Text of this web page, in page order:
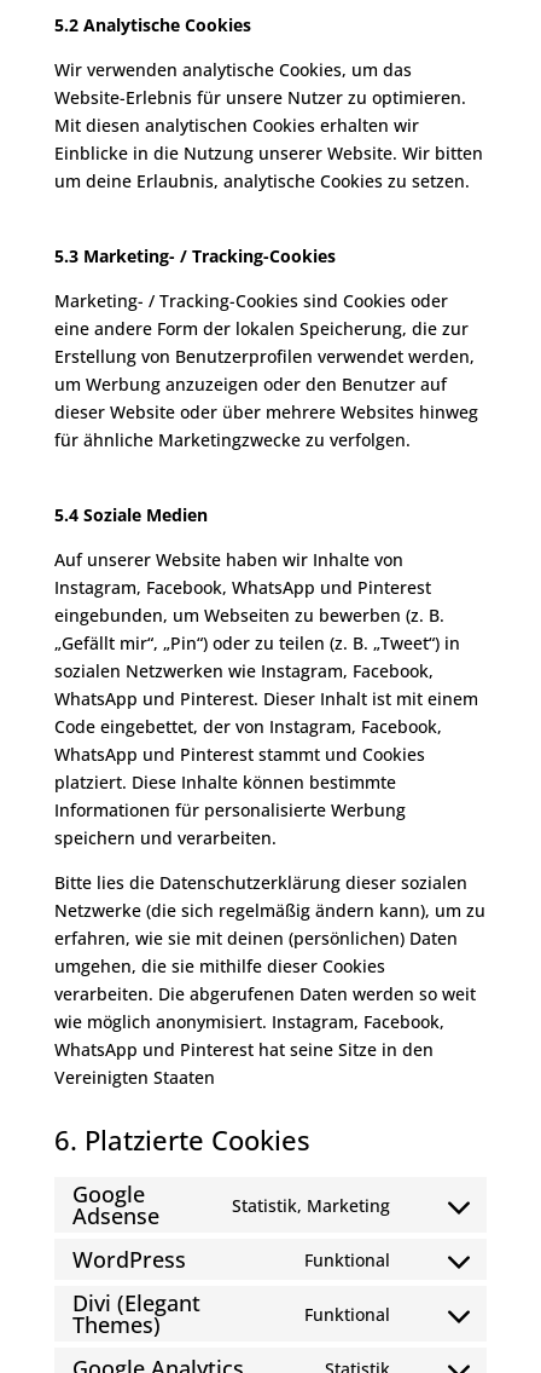
5.2 Analytische Cookies
Wir verwenden analytische Cookies, um das
Website-Erlebnis für unsere Nutzer zu optimieren.
Mit diesen analytischen Cookies erhalten wir
Einblicke in die Nutzung unserer Website. Wir bitten
um deine Erlaubnis, analytische Cookies zu setzen.
5.3 Marketing- / Tracking-Cookies
Marketing- / Tracking-Cookies sind Cookies oder
eine andere Form der lokalen Speicherung, die zur
Erstellung von Benutzerprofilen verwendet werden,
um Werbung anzuzeigen oder den Benutzer auf
dieser Website oder über mehrere Websites hinweg
für ähnliche Marketingzwecke zu verfolgen.
5.4 Soziale Medien
Auf unserer Website haben wir Inhalte von
Instagram, Facebook, WhatsApp und Pinterest
eingebunden, um Webseiten zu bewerben (z. B.
„Gefällt mir“, „Pin“) oder zu teilen (z. B. „Tweet“) in
sozialen Netzwerken wie Instagram, Facebook,
WhatsApp und Pinterest. Dieser Inhalt ist mit einem
Code eingebettet, der von Instagram, Facebook,
WhatsApp und Pinterest stammt und Cookies
platziert. Diese Inhalte können bestimmte
Informationen für personalisierte Werbung
speichern und verarbeiten.
Bitte lies die Datenschutzerklärung dieser sozialen
Netzwerke (die sich regelmäßig ändern kann), um zu
erfahren, wie sie mit deinen (persönlichen) Daten
umgehen, die sie mithilfe dieser Cookies
verarbeiten. Die abgerufenen Daten werden so weit
wie möglich anonymisiert. Instagram, Facebook,
WhatsApp und Pinterest hat seine Sitze in den
Vereinigten Staaten
6. Platzierte Cookies
Google
Adsense Statistik, Marketing
Consent
service
adsense
WordPress Funktional
Consent
service
Divi (Elegant
Themes) Funktional
Consent
Statistik